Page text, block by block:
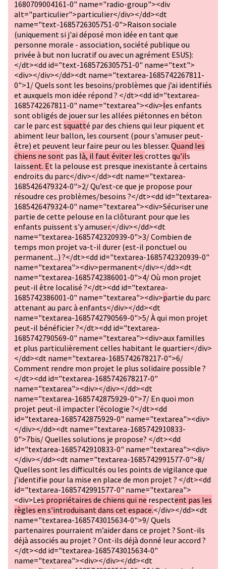
1680709004161-0" name="radio-group"><div
alt="particulier">particulier</div></dd><dt
name="text-1685726305751-0">Raison sociale
(uniquement si j'ai déposé mon idée en tant que
personne morale - association, société publique ou
privée à but non lucratif ou avec un agrément ESUS):
</dt><dd id="text-1685726305751-0" name="text">
<div></div></dd><dt name="textarea-1685742267811-
0">1/ Quels sont les besoins/problèmes que j’ai identifiés
et auxquels mon idée répond ? </dt><dd id="textarea-
1685742267811-0" name="textarea"><div>les enfants
sont obligés de jouer sur les allées piétonnes en béton
car le parc estsquatté par des chiens qui leur piquent et
abiment leur ballon, les coursent (pour s'amuser peut-
être) et peuvent leur faire peur ou les blesser. Quand les
chiens ne sont pas là, il faut éviter les crottes qu'ils
laissent. Et la pelouse est presque inexistante à certains
endroits du parc</div></dd><dt name="textarea-
1685426479324-0">2/ Qu’est-ce que je propose pour
résoudre ces problèmes/besoins ?</dt><dd id="textarea-
1685426479324-0" name="textarea"><div>Sécuriser une
partie de cette pelouse en la clôturant pour que les
enfants puissent s'y amuser.</div></dd><dt
name="textarea-1685742320939-0">3/ Combien de
temps mon projet va-t-il durer (est-il ponctuel ou
permanent...) ?</dt><dd id="textarea-1685742320939-0"
name="textarea"><div>permanent</div></dd><dt
name="textarea-1685742386001-0">4/ Où mon projet
peut-il être localisé ?</dt><dd id="textarea-
1685742386001-0" name="textarea"><div>partie du parc
attenant au parc à enfants</div></dd><dt
name="textarea-1685742790569-0">5/ À qui mon projet
peut-il bénéficier ?</dt><dd id="textarea-
1685742790569-0" name="textarea"><div>aux familles
et plus particulièrement celles habitant le quartier</div>
</dd><dt name="textarea-1685742678217-0">6/
Comment rendre mon projet le plus solidaire possible ?
</dt><dd id="textarea-1685742678217-0"
name="textarea"><div></div></dd><dt
name="textarea-1685742875929-0">7/ En quoi mon
projet peut-il impacter l’écologie ?</dt><dd
id="textarea-1685742875929-0" name="textarea"><div>
</div></dd><dt name="textarea-1685742910833-
0">7bis/ Quelles solutions je propose? </dt><dd
id="textarea-1685742910833-0" name="textarea"><div>
</div></dd><dt name="textarea-1685742991577-0">8/
Quelles sont les difficultés ou les points de vigilance que
j’identifie pour la mise en place de mon projet ? </dt><dd
id="textarea-1685742991577-0" name="textarea">
<div>Les propriétaires de chiens qui ne respectent pas les
règles en s'introduisant dans cet espace.</div></dd><dt
name="textarea-1685743015634-0">9/ Quels
partenaires pourraient m’aider dans ce projet ? Sont-ils
déjà associés au projet ? Ont-ils déjà donné leur accord ?
</dt><dd id="textarea-1685743015634-0"
name="textarea"><div></div></dd><dt